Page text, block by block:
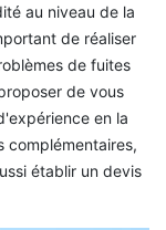
au niveau de la
de réaliser
de fuites
de vous
en la
complémentaires,
établir un devis